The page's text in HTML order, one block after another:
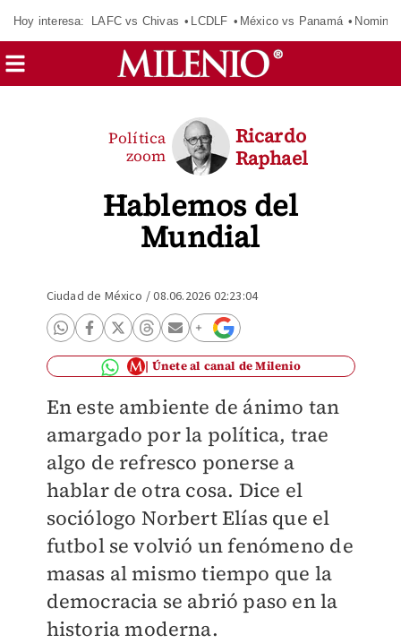
Hoy interesa: LAFC vs Chivas LCDLF México vs Panamá
Hablemos del
Mundial
Política
zoom
Ricardo
Raphael
Ciudad de México /08.06.2026 02:23:04
Únete al canal de Milenio
En este ambiente de ánimo tan
amargado por la política, trae
algo de refresco ponerse a
hablar de otra cosa. Dice el
sociólogo Norbert Elías que el
futbol se volvió un fenómeno de
masas al mismo tiempo que la
democracia se abrió paso en la
historia moderna.